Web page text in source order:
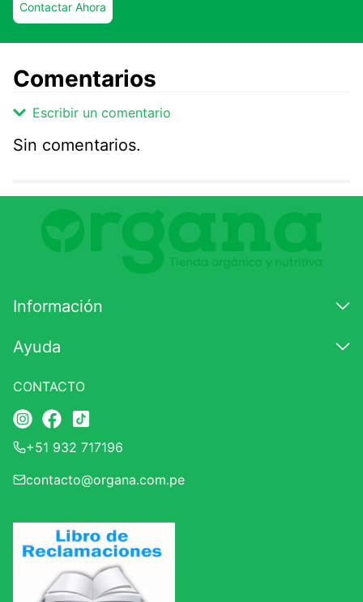
Contactar Ahora
Comentarios
Escribir un comentario
Comentario
Califique el producto de 1 a 5 estrellas
★★★
Correo electrónico
ENVIAR COMENTARIO
Sin comentarios.
Información
Ayuda
CONTACTO
+51 932 717196
contacto@organa.com.pe